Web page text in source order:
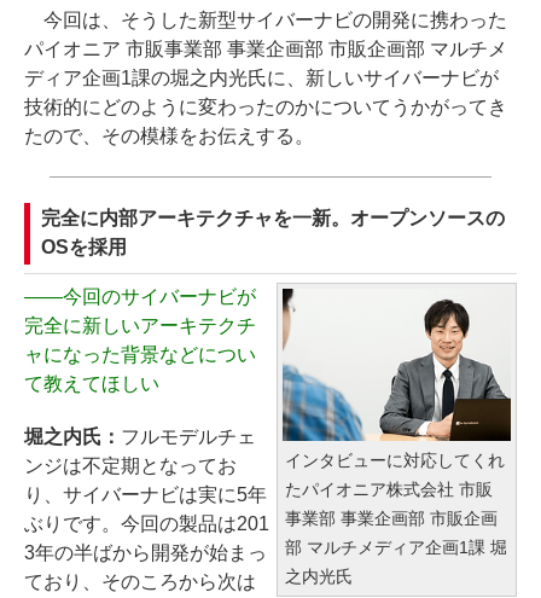
今回は、そうした新型サイバーナビの開発に携わった
パイオニア 市販事業部 事業企画部 市販企画部 マルチメ
ディア企画1課の堀之内光氏に、新しいサイバーナビが
技術的にどのように変わったのかについてうかがってき
たので、その模様をお伝えする。
完全に内部アーキテクチャを一新。オープンソースの
OSを採用
インタビューに対応してくれ
たパイオニア株式会社 市販
事業部 事業企画部 市販企画
部 マルチメディア企画1課 堀
之内光氏
――今回のサイバーナビが
完全に新しいアーキテクチ
ャになった背景などについ
て教えてほしい
堀之内氏： フルモデルチェ
ンジは不定期となってお
り、サイバーナビは実に5年
ぶりです。今回の製品は201
3年の半ばから開発が始まっ
ており、そのころから次は